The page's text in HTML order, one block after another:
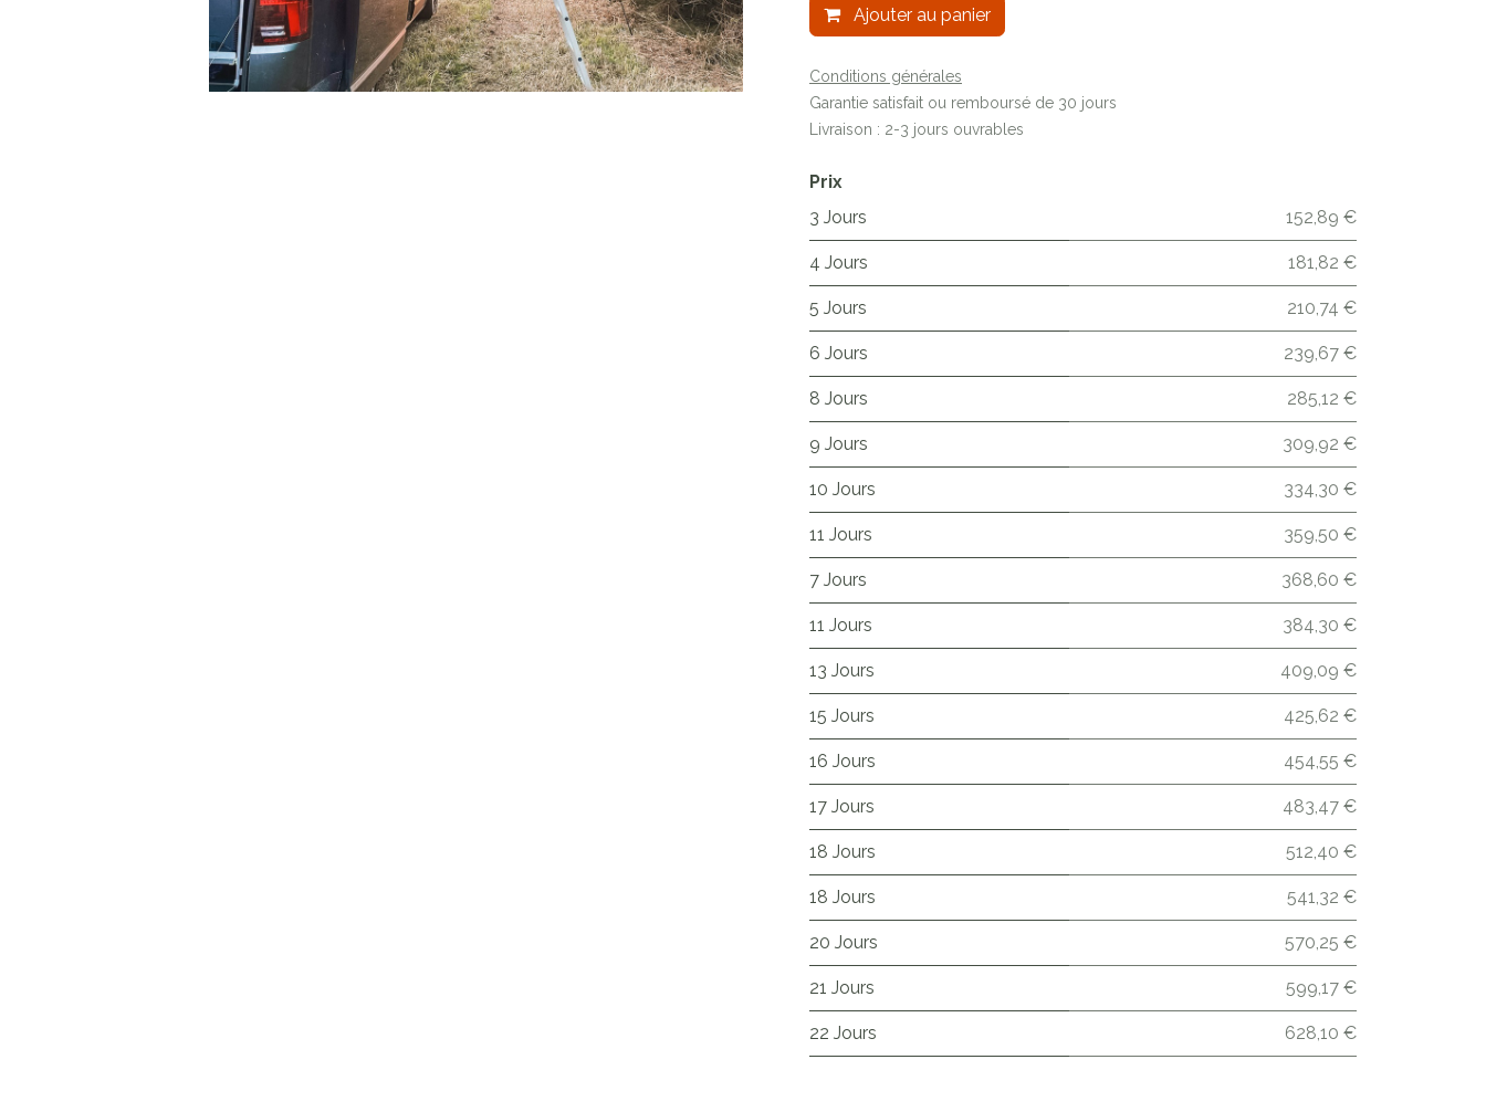
Ajouter au panier
Conditions générales
Garantie satisfait ou remboursé de 30 jours
Livraison : 2-3 jours ouvrables
Prix
3 Jours
152,89 €
4 Jours 181,82 €
5 Jours 210,74 €
6 Jours 239,67 €
8 Jours 285,12 €
9 Jours 309,92 €
10 Jours 334,30 €
11 Jours 359,50 €
7 Jours 368,60 €
11 Jours 384,30 €
13 Jours 409,09 €
15 Jours 425,62 €
16 Jours 454,55 €
17 Jours 483,47 €
18 Jours 512,40 €
18 Jours 541,32 €
20 Jours 570,25 €
21 Jours 599,17 €
22 Jours 628,10 €